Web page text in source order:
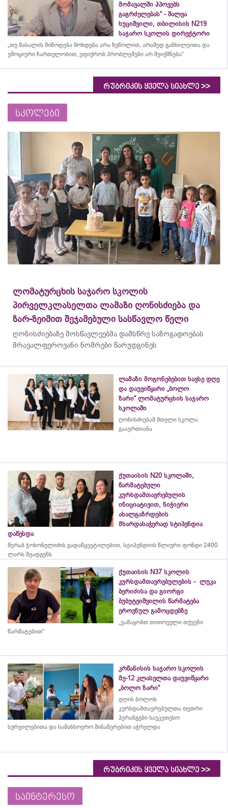
მომავალში ჰპოვებს
გაგრძელებას“ - შალვა
ხუციშვილი, თბილისის N219
საჯარო სკოლის დირექტორი
„თუ მასალის მიწოდება მოხდება არა ზეწოლით, არამედ განხილვითა და
ემოციური ჩართულობით, ვფიქრობ პრობლემები არ შეიქმნება“
რუბრიკის ყველა სიახლე >>
სკოლები
ლომატურცხის საჯარო სკოლის
პირველკლასელთა ლამაზი ღონისძიება და
ზარ-ზეიმით შეჯამებული სასწავლო წელი
ღონისძიებაზე მოსწავლეებმა დამსწრე საზოგადოებას
მრავალფეროვანი ნომრები წარუდგინეს
ლამაზი მოგონებებით სავსე დღე
და დაუვიწყარი „ბოლო
ზარი“ ლომატურცხის საჯარო
სკოლაში
ღონისძიებამ მთელი სკოლა
გააერთიანა
ქუთაისის N20 სკოლაში,
წარმატებული
კურსდამთავრებულის
ინიციატივით, ნიჭიერი
ახალგაზრდების
მხარდასაჭერად სტიპენდია
დაწესდა
მერაბ ჭოხონელიძის გადაწყვეტილებით, სტიპენდიის წლიური ფონდი 2400
ლარს შეადგენს
ქუთაისის N37 სკოლის
კურსდამთავრებულების - ლუკა
ბერიძისა და გიორგი
ბუბუტეიშვილის წარმატება
ეროვნულ გამოცდებზე
„ვამაყობთ თითოეული თქვენი
წარმატებით“
კრწანისის საჯარო სკოლის
მე-12 კლასელთა დაუვიწყარი
„ბოლო ზარი“
დღის ბოლოს
კურსდამთავრებულთა თეთრი
პერანგები საუკეთესო
სურვილებითა და სამახსოვრო მინაწერებით აჭრელდა
რუბრიკის ყველა სიახლე >>
საინტერესო